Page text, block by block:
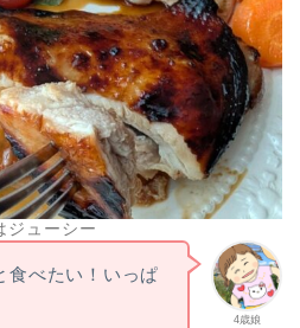
ジューシー
4歳娘
べたい！いっぱ